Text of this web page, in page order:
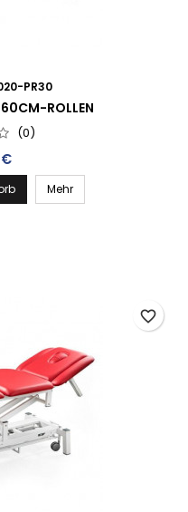
PR30
60CM-ROLLEN
(0)
Mehr
favorite_border